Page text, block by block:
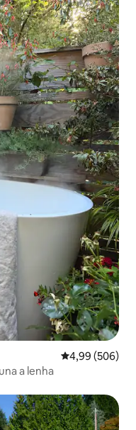
4,99 de uma
4,99 (506)
a lenha